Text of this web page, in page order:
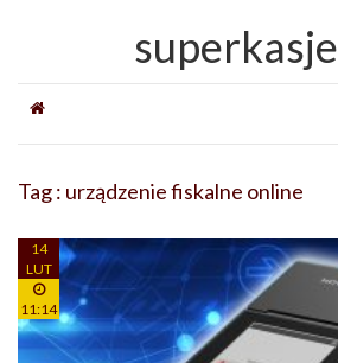
Tag : urządzenie fiskalne online
14
LUT
11:14